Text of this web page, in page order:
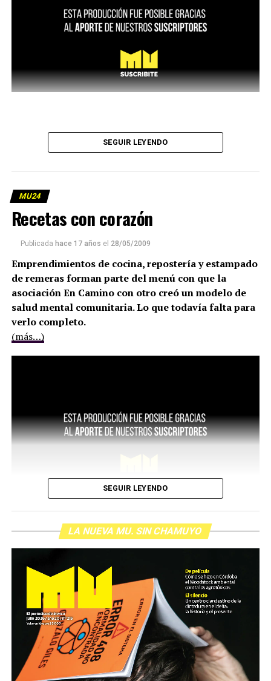
SEGUIR LEYENDO
MU24
Recetas con corazón
Publicada hace 17 años el 28/05/2009
Emprendimientos de cocina, repostería y estampado
de remeras forman parte del menú con que la
asociación En Camino con otro creó un modelo de
salud mental comunitaria. Lo que todavía falta para
verlo completo.
(más…)
SEGUIR LEYENDO
LA NUEVA MU. SIN CHAMUYO